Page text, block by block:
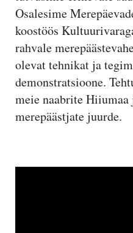
Osalesime
koostöös
rahvale
olevat tehnikat ja
demonstratsioone.
meie naabrite
merepäästjate juurde.